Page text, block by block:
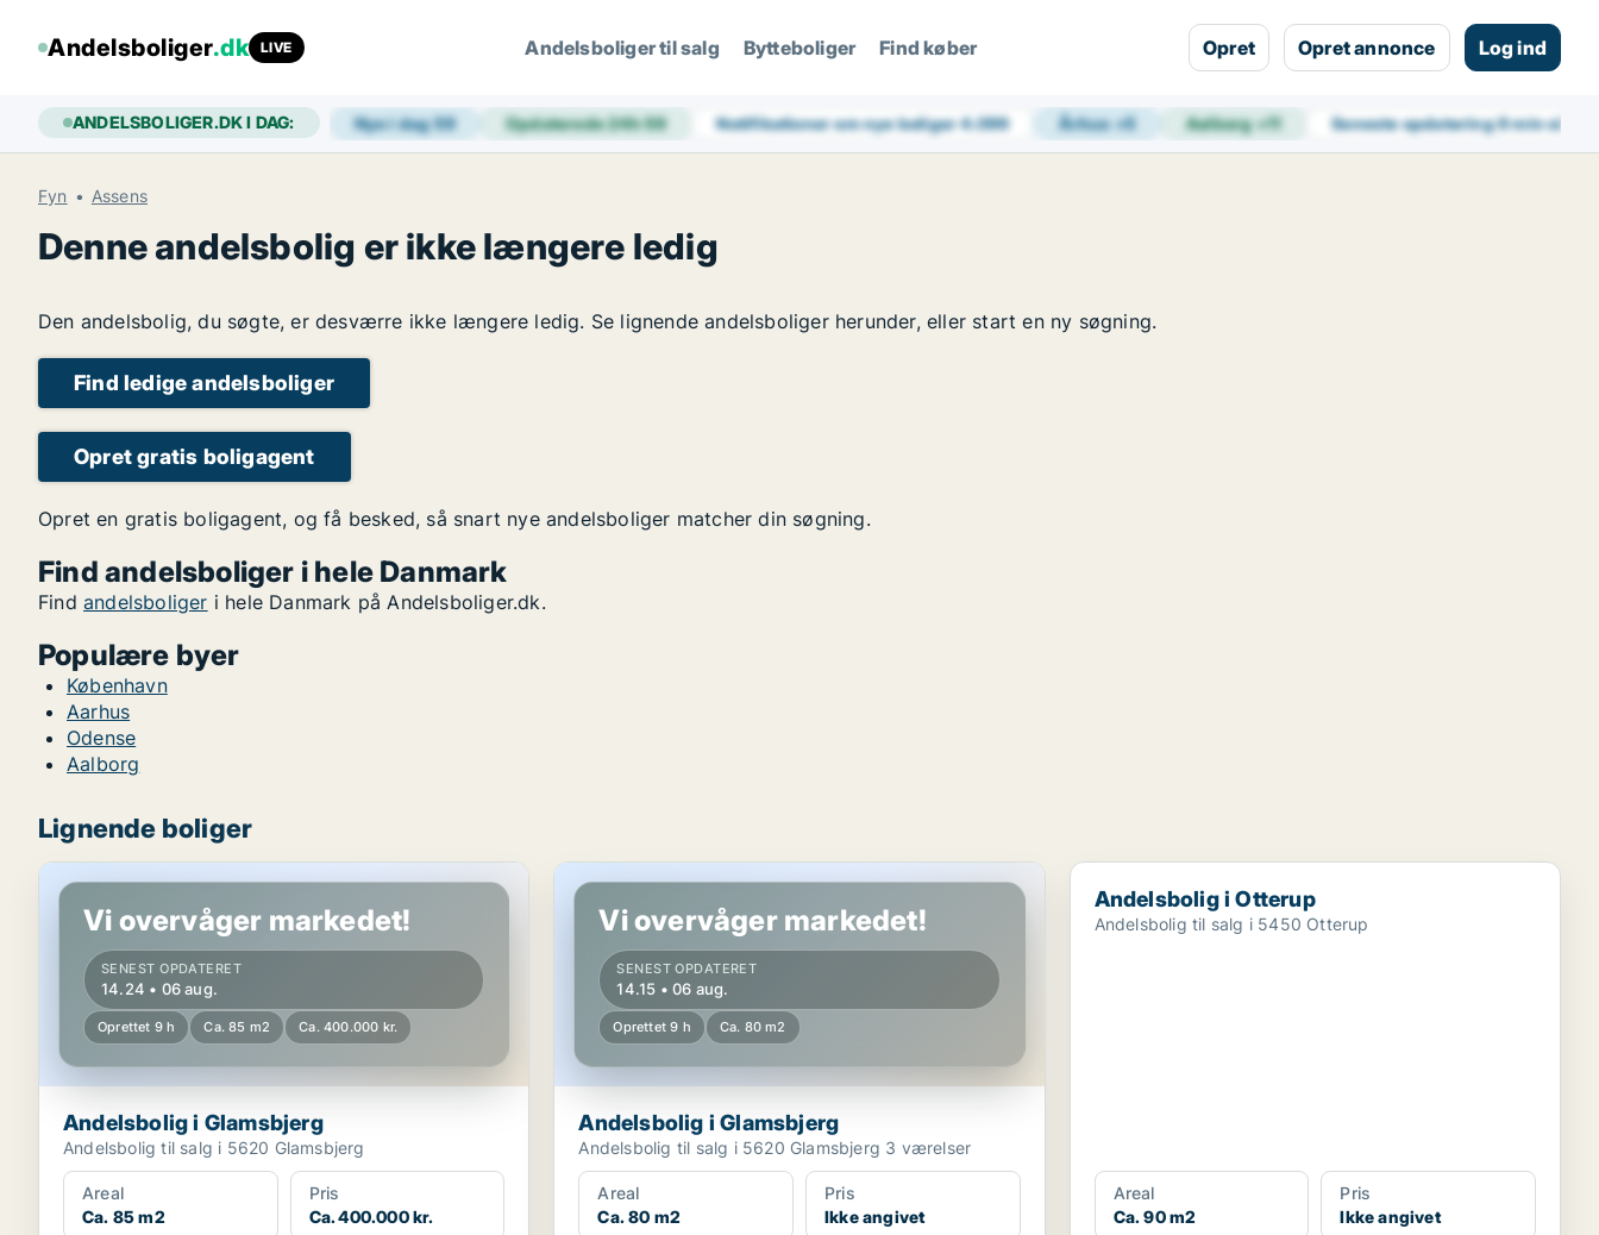
Andelsboliger.dk LIVE Andelsboliger til salg Bytteboliger Find køber Opret Opret annonce Log ind
ANDELSBOLIGER.DK I DAG: Nye i dag59 Opdaterede 24h59 Notifikationer om nye boliger4.099 Århus+5 Aalborg+11 Seneste opdatering9 min siden
Fyn Assens
Denne andelsbolig er ikke længere ledig
Den andelsbolig, du søgte, er desværre ikke længere ledig. Se lignende andelsboliger herunder, eller start en ny søgning.
Find ledige andelsboliger
Opret gratis boligagent
Opret en gratis boligagent, og få besked, så snart nye andelsboliger matcher din søgning.
Find andelsboliger i hele Danmark
Find andelsboliger i hele Danmark på Andelsboliger.dk.
Populære byer
København
Aarhus
Odense
Aalborg
Lignende boliger
Andelsbolig i Glamsbjerg
Vi overvåger markedet!
SENEST OPDATERET
14.24 • 06 aug.
Oprettet 9 h Ca. 85 m2 Ca. 400.000 kr.
Andelsbolig i Glamsbjerg
Andelsbolig til salg i 5620 Glamsbjerg
Areal
Ca. 85 m2
Pris
Ca. 400.000 kr.
Andelsbolig i Glamsbjerg
Vi overvåger markedet!
SENEST OPDATERET
14.15 • 06 aug.
Oprettet 9 h Ca. 80 m2
Andelsbolig i Glamsbjerg
Andelsbolig til salg i 5620 Glamsbjerg 3 værelser
Areal
Ca. 80 m2
Pris
Ikke angivet
Andelsbolig i Otterup
Andelsbolig i Otterup
Andelsbolig til salg i 5450 Otterup
Areal
Ca. 90 m2
Pris
Ikke angivet